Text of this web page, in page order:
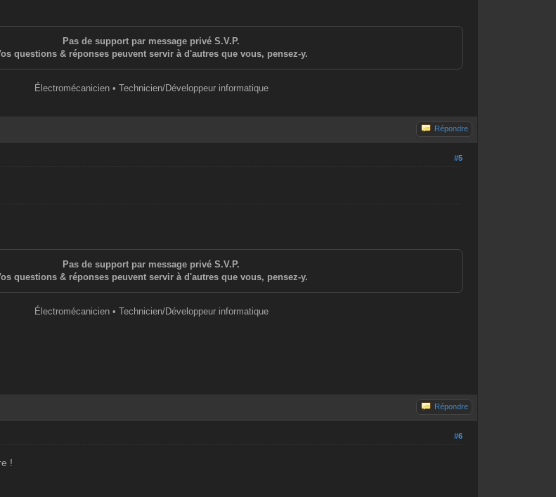
Pas de support par message privé S.V.P.
questions & réponses peuvent servir à d'autres que vous, pensez-y.
Électromécanicien • Technicien/Développeur informatique
Répondre
#5
Pas de support par message privé S.V.P.
questions & réponses peuvent servir à d'autres que vous, pensez-y.
Électromécanicien • Technicien/Développeur informatique
Répondre
#6
!